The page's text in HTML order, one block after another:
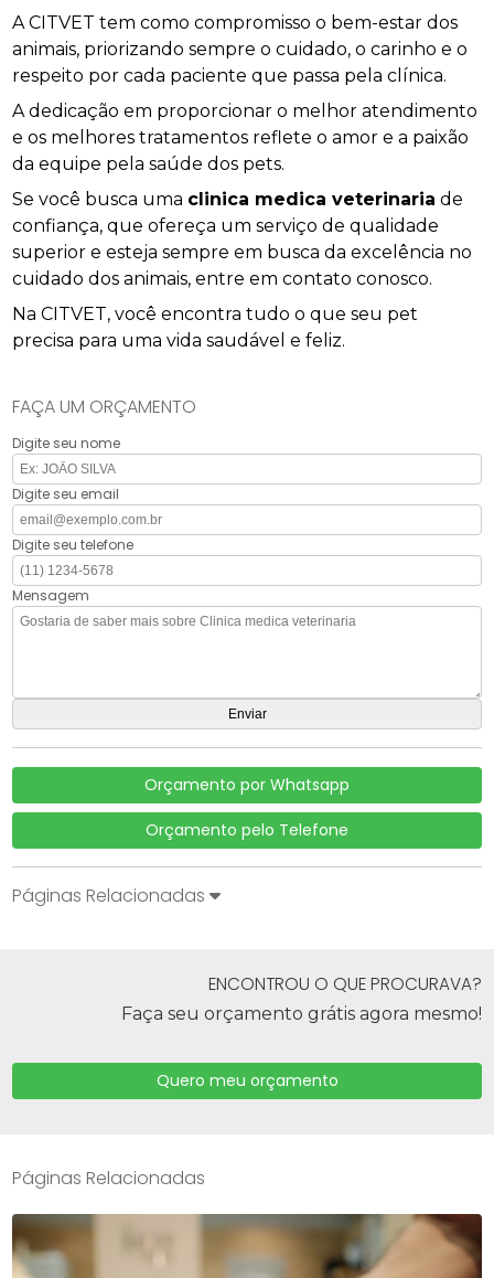
A CITVET tem como compromisso o bem-estar dos
animais, priorizando sempre o cuidado, o carinho e o
respeito por cada paciente que passa pela clínica.
A dedicação em proporcionar o melhor atendimento
e os melhores tratamentos reflete o amor e a paixão
da equipe pela saúde dos pets.
Se você busca uma clinica medica veterinaria de
confiança, que ofereça um serviço de qualidade
superior e esteja sempre em busca da excelência no
cuidado dos animais, entre em contato conosco.
Na CITVET, você encontra tudo o que seu pet
precisa para uma vida saudável e feliz.
FAÇA UM ORÇAMENTO
Digite seu nome
Digite seu email
Digite seu telefone
Mensagem
Orçamento por Whatsapp
Orçamento pelo Telefone
Páginas Relacionadas
ENCONTROU O QUE PROCURAVA?
Faça seu orçamento grátis agora mesmo!
Quero meu orçamento
Páginas Relacionadas